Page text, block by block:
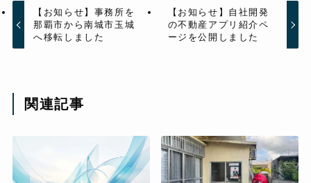
【お知らせ】事務所を
那覇市から南城市玉城
へ移転しました
【お知らせ】自社開発
の不動産アプリ紹介ペ
ージを公開しました
関連記事